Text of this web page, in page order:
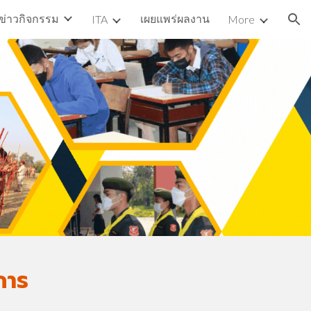
าวกิจกรรม ITA เผยแพร่ผลงาน More
ร